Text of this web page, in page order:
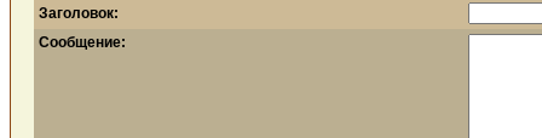
Заголовок:
Сообщение: